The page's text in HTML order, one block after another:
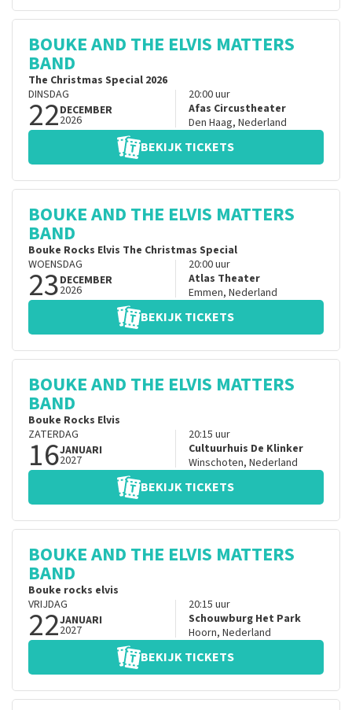
BOUKE AND THE ELVIS MATTERS
BAND
The Christmas Special 2026
DINSDAG
22DECEMBER
2026
20:00uur
Afas Circustheater
Den Haag, Nederland
BEKIJK TICKETS
BOUKE AND THE ELVIS MATTERS
BAND
Bouke Rocks Elvis The Christmas Special
WOENSDAG
23DECEMBER
2026
20:00uur
Atlas Theater
Emmen, Nederland
BEKIJK TICKETS
BOUKE AND THE ELVIS MATTERS
BAND
Bouke Rocks Elvis
ZATERDAG
16JANUARI
2027
20:15 uur
Cultuurhuis De Klinker
Winschoten, Nederland
BEKIJK TICKETS
BOUKE AND THE ELVIS MATTERS
BAND
Bouke rocks elvis
VRIJDAG
22JANUARI
2027
20:15 uur
Schouwburg Het Park
Hoorn, Nederland
BEKIJK TICKETS